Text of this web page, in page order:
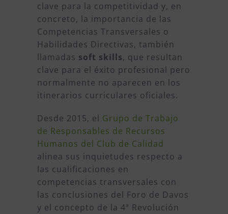
clave para la competitividad y, en
concreto, la importancia de las
Competencias Transversales o
Habilidades Directivas, también
llamadas soft skills, que resultan
clave para el éxito profesional pero
normalmente no aparecen en los
itinerarios curriculares oficiales.
Desde 2015, el Grupo de Trabajo
de Responsables de Recursos
Humanos del Club de Calidad
alinea sus inquietudes respecto a
las cualificaciones en
competencias transversales con
las conclusiones del Foro de Davos
y el concepto de la 4ª Revolución